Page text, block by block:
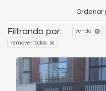
Ordenar
Filtrando por: venda
remover todos